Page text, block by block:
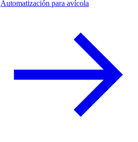
Automatización para avícola